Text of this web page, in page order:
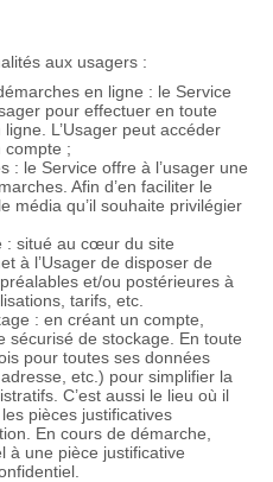
aux usagers :
en ligne : le Service
pour effectuer en toute
L’Usager peut accéder
compte ;
: le Service offre à l’usager une
Afin d’en faciliter le
média qu’il souhaite privilégier
: situé au cœur du site
à l’Usager de disposer de
et/ou postérieures à
tarifs, etc.
: en créant un compte,
sécurisé de stockage. En toute
pour toutes ses données
etc.) pour simplifier la
C’est aussi le lieu où il
pièces justificatives
En cours de démarche,
à une pièce justificative